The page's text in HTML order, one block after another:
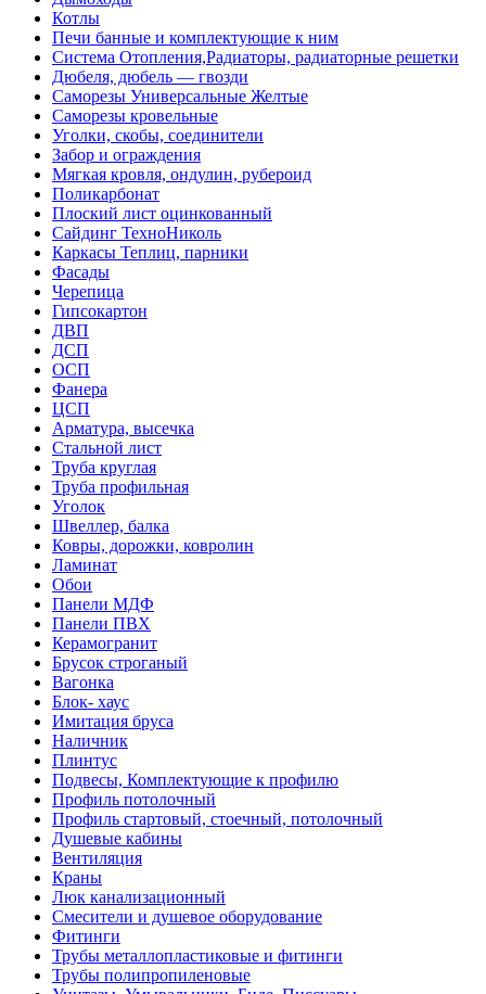
Котлы
Печи банные и комплектующие к ним
Система Отопления,Радиаторы, радиаторные решетки
Дюбеля, дюбель — гвозди
Саморезы Универсальные Желтые
Саморезы кровельные
Уголки, скобы, соединители
Забор и ограждения
Мягкая кровля, ондулин, рубероид
Поликарбонат
Плоский лист оцинкованный
Сайдинг ТехноНиколь
Каркасы Теплиц, парники
Фасады
Черепица
Гипсокартон
ДВП
ДСП
ОСП
Фанера
ЦСП
Арматура, высечка
Стальной лист
Труба круглая
Труба профильная
Уголок
Швеллер, балка
Ковры, дорожки, ковролин
Ламинат
Обои
Панели МДФ
Панели ПВХ
Керамогранит
Брусок строганый
Вагонка
Блок- хаус
Имитация бруса
Наличник
Плинтус
Подвесы, Комплектующие к профилю
Профиль потолочный
Профиль стартовый, стоечный, потолочный
Душевые кабины
Вентиляция
Краны
Люк канализационный
Смесители и душевое оборудование
Фитинги
Трубы металлопластиковые и фитинги
Трубы полипропиленовые